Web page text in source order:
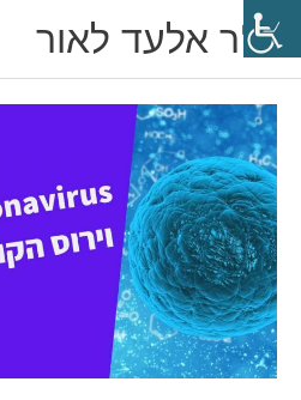
לתוכןד"ר אלעד לאור
navigation